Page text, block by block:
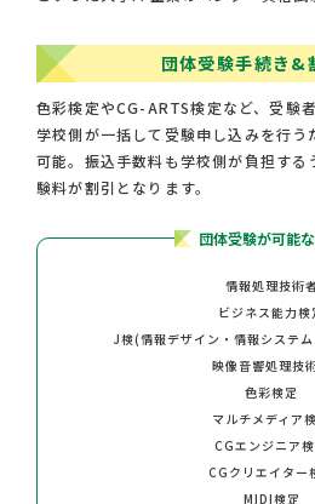
団体受験手続き&
色彩検定やCG-ARTS検定など、受験
学校側が一括して受験申し込みを行
可能。振込手数料も学校側が負担する
験料が割引となります。
団体受験が可能
情報処理技術
ビジネス能力検
J検(情報デザイン・情報システ
映像音響処理技
色彩検定
マルチメディア
CGエンジニア
CGクリエイター
MIDI検定